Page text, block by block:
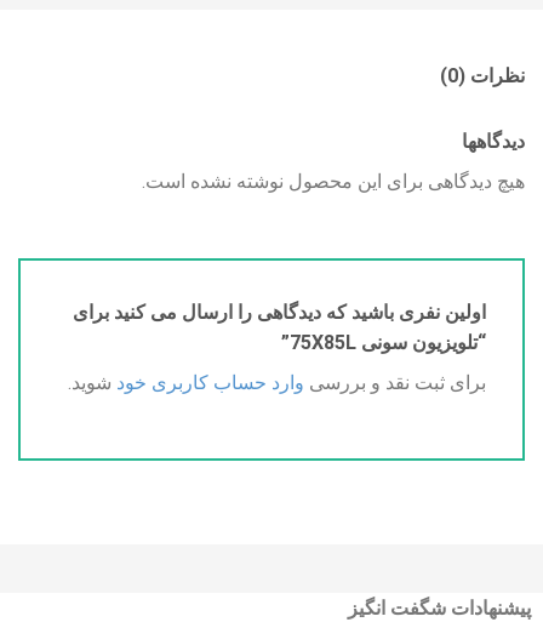
نظرات (0)
دیدگاهها
هیچ دیدگاهی برای این محصول نوشته نشده است.
اولین نفری باشید که دیدگاهی را ارسال می کنید برای
“تلویزیون سونی 75X85L”
برای ثبت نقد و بررسی وارد حساب کاربری خود شوید.
پیشنهادات شگفت انگیز